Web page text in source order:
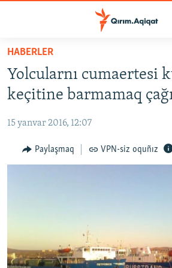
Esas
qaytmaq
Baş
navigatsiyağa
qaytmaq
qaytmaq
HABERLER
İQTİSADİYAT
CEMİYET
MEDENİYET
FİKİR
HABERLER
Yolcularnı cumaertesi
keçitine barmamaq
15 yanvar 2016, 12:07
Paylaşmaq VPN-siz oquñız